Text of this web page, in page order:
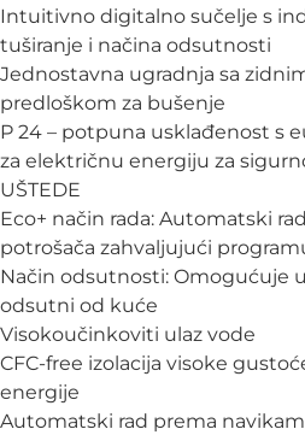
Intuitivno digitalno sučelje s
tuširanje i načina odsutnosti
Jednostavna ugradnja sa
predloškom za bušenje
P 24 – potpuna usklađenost s
za električnu energiju za
UŠTEDE
Eco+ način rada: Automatski
potrošača zahvaljujući
Način odsutnosti: Omogućuje
odsutni od kuće
Visokoučinkoviti ulaz vode
CFC-free izolacija visoke
energije
Automatski rad prema